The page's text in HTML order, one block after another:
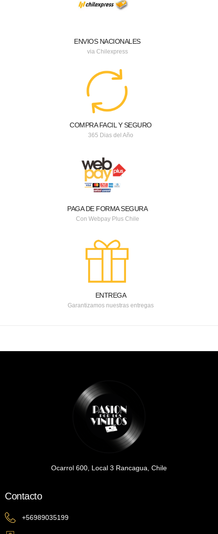
ENVIOS NACIONALES
via Chilexpress
COMPRA FACIL Y SEGURO
365 Dias del Año
PAGA DE FORMA SEGURA
Con Webpay Plus Chile
ENTREGA
Garantizamos nuestras entregas
Ocarrol 600, Local 3 Rancagua, Chile
Contacto
+56989035199